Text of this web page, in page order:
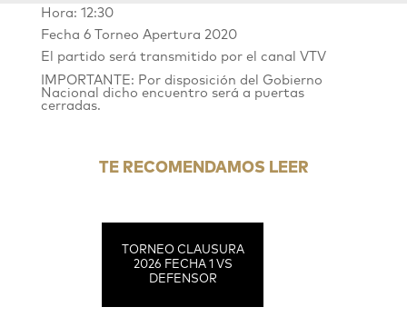
Hora: 12:30
Fecha 6 Torneo Apertura 2020
El partido será transmitido por el canal VTV
IMPORTANTE: Por disposición del Gobierno
Nacional dicho encuentro será a puertas
cerradas.
TE RECOMENDAMOS LEER
TORNEO CLAUSURA
2026 FECHA 1 VS
DEFENSOR